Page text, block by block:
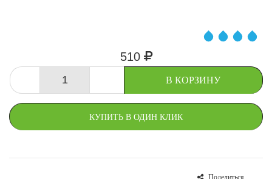
510
В КОРЗИНУ
КУПИТЬ В ОДИН КЛИК
Поделиться